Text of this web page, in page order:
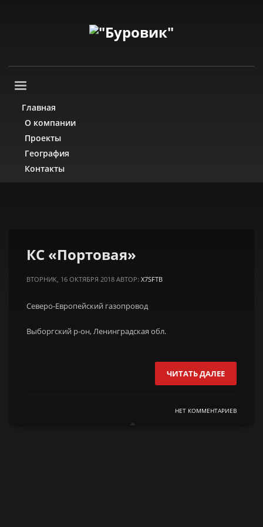
Главная
О компании
Проекты
География
Контакты
КС «Портовая»
ВТОРНИК, 16 ОКТЯБРЯ 2018 АВТОР: X7SFTB
Северо-Европейский газопровод
Выборгский р-он, Ленинградская обл.
ЧИТАТЬ ДАЛЕЕ
НЕТ КОММЕНТАРИЕВ